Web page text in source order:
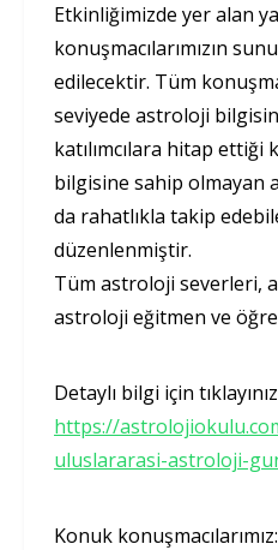
Etkinliğimizde yer alan
konuşmacılarımızın
edilecektir. Tüm
seviyede astroloji
katılımcılara hitap
bilgisine sahip olmayan
da rahatlıkla takip
düzenlenmiştir.
Tüm astroloji severleri,
astroloji eğitmen ve
Detaylı bilgi için tıklayınız
https://
uluslararasi-astroloji-
Konuk konuşmacılarımız: